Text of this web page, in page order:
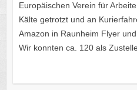
Europäischen Verein für
Kälte getrotzt und an
Amazon in Raunheim Flyer
Wir konnten ca. 120 als